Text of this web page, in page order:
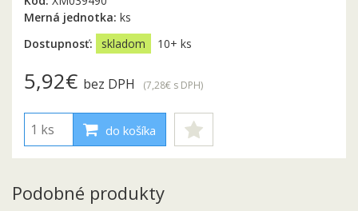
Merná jednotka: ks
Dostupnosť:
skladom 10+ ks
5,92€ bez DPH (7,28€ s DPH)
do košíka
Podobné produkty